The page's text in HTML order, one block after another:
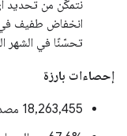
نتمكّن من تحديد
انخفاض طفيف في
تحسّنًا في الشهر
إحصاءات بارزة
‫18,263,455 مصدرًا (